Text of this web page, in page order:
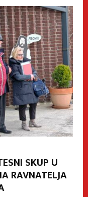
SKUP U
RAVNATELJA